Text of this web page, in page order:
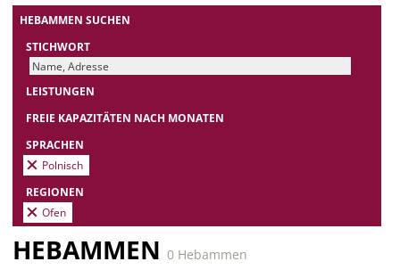
HEBAMMEN SUCHEN
STICHWORT
LEISTUNGEN
FREIE KAPAZITÄTEN NACH MONATEN
SPRACHEN
Polnisch
REGIONEN
Ofen
HEBAMMEN 0 Hebammen